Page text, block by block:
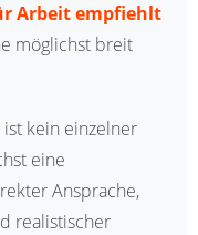
Arbeit empfiehlt
möglichst breit
ist kein einzelner
eine
Ansprache,
realistischer